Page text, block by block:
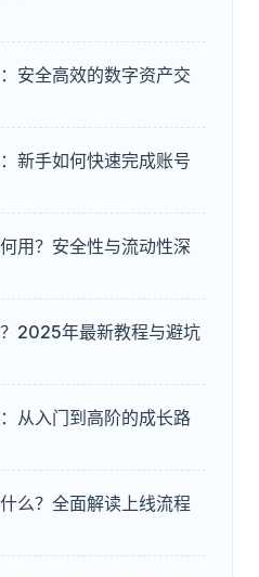
安全高效的数字资产交
新手如何快速完成账号
用？安全性与流动性深
2025年最新教程与避坑
从入门到高阶的成长路
么？全面解读上线流程